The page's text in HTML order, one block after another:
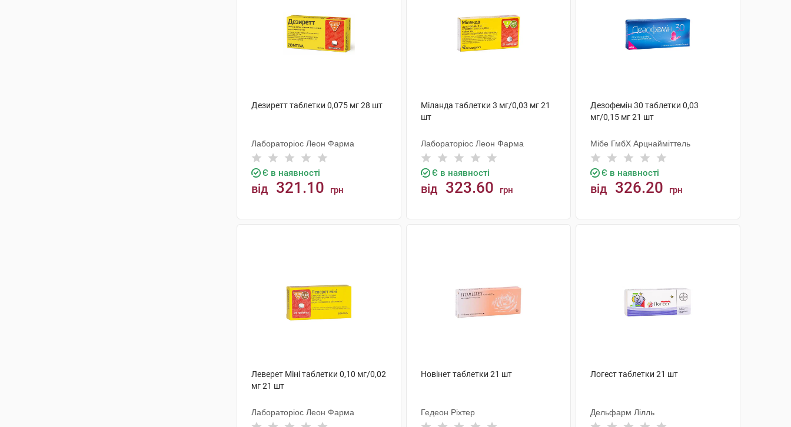
Дезиретт таблетки 0,075 мг 28 шт
Лабораторіос Леон Фарма
Є в наявності
від 321.10 грн
Міланда таблетки 3 мг/0,03 мг 21
шт
Лабораторіос Леон Фарма
Є в наявності
від 323.60 грн
Дезофемін 30 таблетки 0,03
мг/0,15 мг 21 шт
Мібе ГмбХ Арцнайміттель
Є в наявності
від 326.20 грн
Леверет Міні таблетки 0,10 мг/0,02
мг 21 шт
Лабораторіос Леон Фарма
Новінет таблетки 21 шт
Гедеон Ріхтер
Логест таблетки 21 шт
Дельфарм Лілль